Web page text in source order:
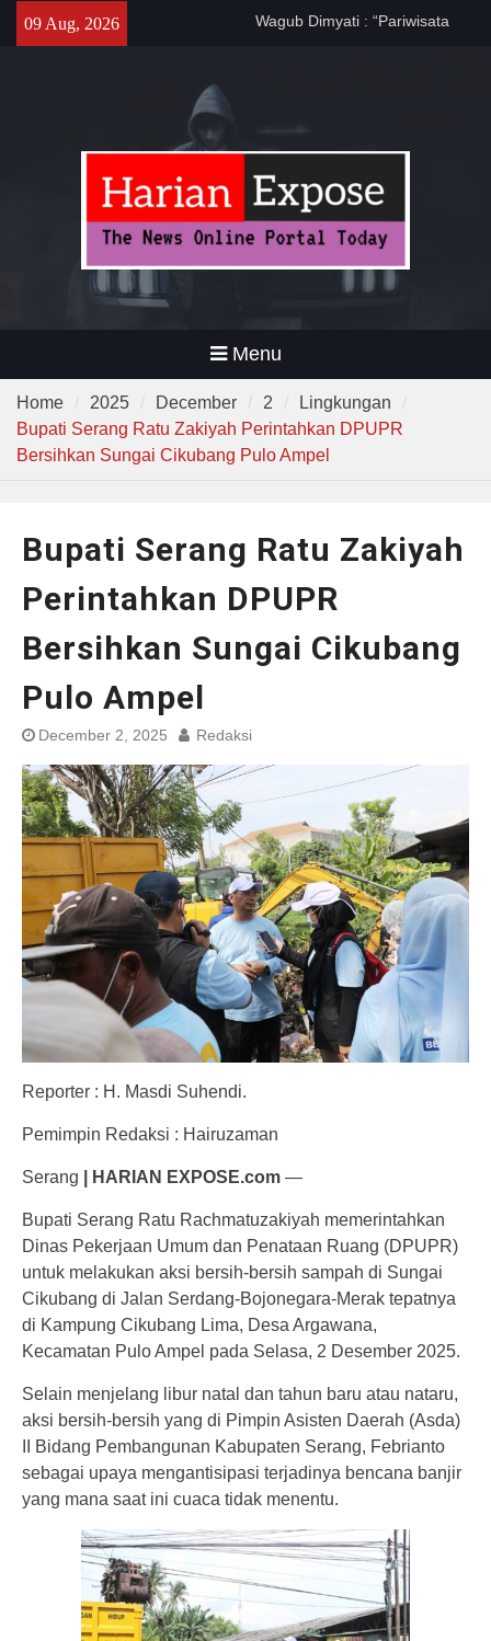
09 Aug, 2026
Dewa United Basketball
Menu
Home 2025 December 2
Lingkungan
Bupati Serang Ratu Zakiyah Perintahkan DPUPR
Bersihkan Sungai Cikubang Pulo Ampel
Bupati Serang Ratu Zakiyah
Perintahkan DPUPR
Bersihkan Sungai Cikubang
Pulo Ampel
December 2, 2025 Redaksi
Reporter : H. Masdi Suhendi.
Pemimpin Redaksi : Hairuzaman
Serang | HARIAN EXPOSE.com —
Bupati Serang Ratu Rachmatuzakiyah memerintahkan
Dinas Pekerjaan Umum dan Penataan Ruang (DPUPR)
untuk melakukan aksi bersih-bersih sampah di Sungai
Cikubang di Jalan Serdang-Bojonegara-Merak tepatnya
di Kampung Cikubang Lima, Desa Argawana,
Kecamatan Pulo Ampel pada Selasa, 2 Desember 2025.
Selain menjelang libur natal dan tahun baru atau nataru,
aksi bersih-bersih yang di Pimpin Asisten Daerah (Asda)
II Bidang Pembangunan Kabupaten Serang, Febrianto
sebagai upaya mengantisipasi terjadinya bencana banjir
yang mana saat ini cuaca tidak menentu.